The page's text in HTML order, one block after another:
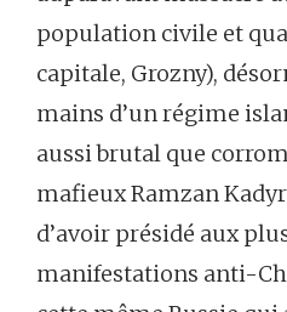
population civile et
capitale, Grozny),
mains d’un régime
aussi brutal que
mafieux Ramzan
d’avoir présidé aux
manifestations anti-